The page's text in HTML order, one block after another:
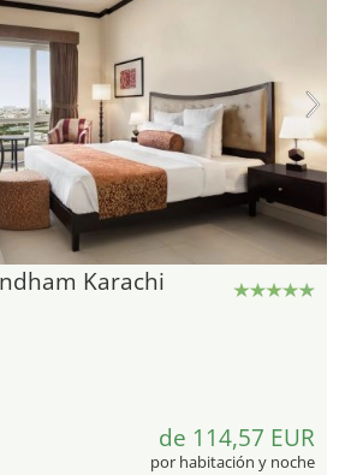
Karachi
de 114,57 EUR
por habitación y noche